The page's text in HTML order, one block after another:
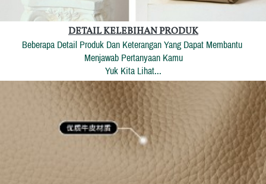
DETAIL KELEBIHAN PRODUK
Beberapa Detail Produk Dan Keterangan Yang Dapat Membantu
Menjawab Pertanyaan Kamu
Yuk Kita Lihat...